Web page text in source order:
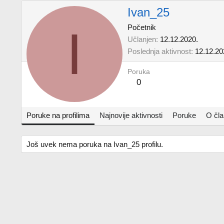
I
Ivan_25
Početnik
Učlanjen 12.12.2020.
Poslednja aktivnost
Poruka
0
Poruke na profilima Najnovije aktivnosti Poruke O
Još uvek nema poruka na Ivan_25 profilu.